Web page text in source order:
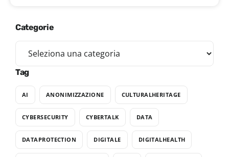
Categorie
Tag
AI ANONIMIZZAZIONE CULTURALHERITAGE
CYBERSECURITY CYBERTALK DATA
DATAPROTECTION DIGITALE DIGITALHEALTH